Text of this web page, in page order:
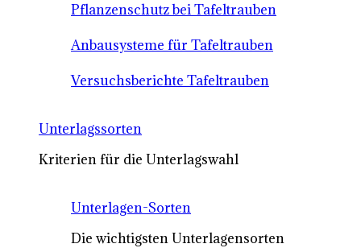
Pflanzenschutz bei Tafeltrauben
Anbausysteme für Tafeltrauben
Versuchsberichte Tafeltrauben
Unterlagssorten
Kriterien für die Unterlagswahl
Unterlagen-Sorten
Die wichtigsten Unterlagensorten